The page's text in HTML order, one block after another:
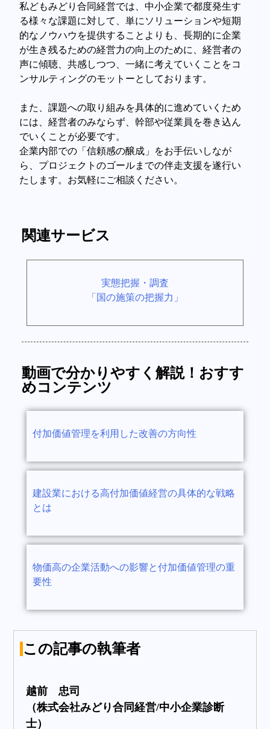
私どもみどり合同経営では、中小企業で都度発生す
る様々な課題に対して、単にソリューションや短期
的なノウハウを提供することよりも、長期的に企業
が生き残るための経営力の向上のために、経営者の
声に傾聴、共感しつつ、一緒に考えていくことをコ
ンサルティングのモットーとしております。
また、課題への取り組みを具体的に進めていくため
には、経営者のみならず、幹部や従業員を巻き込ん
でいくことが必要です。
企業内部での「信頼感の醸成」をお手伝いしなが
ら、プロジェクトのゴールまでの伴走支援を遂行い
たします。お気軽にご相談ください。
関連サービス
実態把握・調査
「国の施策の把握力」
動画で分かりやすく解説！おすす
めコンテンツ
付加価値管理を利用した改善の方向性
建設業における高付加価値経営の具体的な戦略
とは
物価高の企業活動への影響と付加価値管理の重
要性
この記事の執筆者
越前 忠司
（株式会社みどり合同経営/中小企業診断
士）